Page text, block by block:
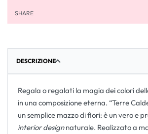
SHARE
DESCRIZIONE
Regala o regalati la magia dei colori
in una composizione eterna. “Terre
un semplice mazzo di fiori: è un vero e
interior designnaturale. Realizzato a